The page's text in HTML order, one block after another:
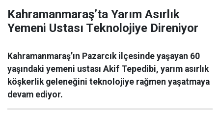
Kahramanmaraş’ta Yarım Asırlık
Yemeni Ustası Teknolojiye Direniyor
Kahramanmaraş’ın Pazarcık ilçesinde yaşayan 60
yaşındaki yemeni ustası Akif Tepedibi, yarım asırlık
köşkerlik geleneğini teknolojiye rağmen yaşatmaya
devam ediyor.